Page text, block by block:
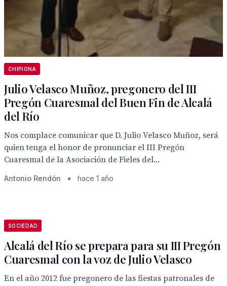
CHIPIONA
Julio Velasco Muñoz, pregonero del III
Pregón Cuaresmal del Buen Fin de Alcalá
del Río
Nos complace comunicar que D. Julio Velasco Muñoz, será
quien tenga el honor de pronunciar el III Pregón
Cuaresmal de la Asociación de Fieles del...
Antonio Rendón • hace 1 año
SOCIEDAD
Alcalá del Río se prepara para su III Pregón
Cuaresmal con la voz de Julio Velasco
En el año 2012 fue pregonero de las fiestas patronales de